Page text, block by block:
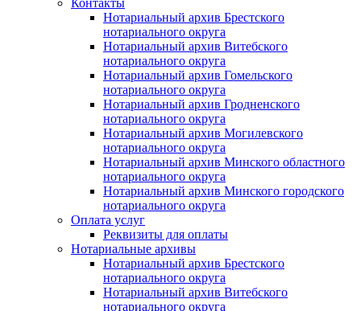
Контакты
Нотариальный архив Брестского
нотариального округа
Нотариальный архив Витебского
нотариального округа
Нотариальный архив Гомельского
нотариального округа
Нотариальный архив Гродненского
нотариального округа
Нотариальный архив Могилевского
нотариального округа
Нотариальный архив Минского областного
нотариального округа
Нотариальный архив Минского городского
нотариального округа
Оплата услуг
Реквизиты для оплаты
Нотариальные архивы
Нотариальный архив Брестского
нотариального округа
Нотариальный архив Витебского
нотариального округа